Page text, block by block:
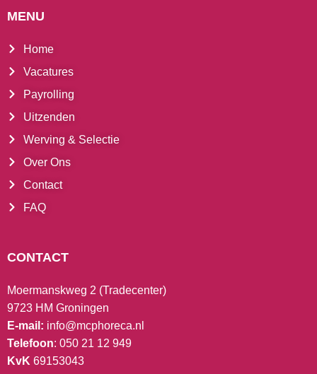
MENU
Home
Vacatures
Payrolling
Uitzenden
Werving & Selectie
Over Ons
Contact
FAQ
CONTACT
Moermanskweg 2 (Tradecenter)
9723 HM Groningen
E-mail: info@mcphoreca.nl
Telefoon: 050 21 12 949
KvK 69153043